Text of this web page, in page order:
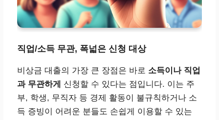
직업/소득 무관, 폭넓은 신청 대상
비상금 대출의 가장 큰 장점은 바로 소득이나 직업
과 무관하게
신청할 수 있다는 점입니다. 이는 주
부, 학생, 무직자 등 경제 활동이 불규칙하거나 소
득 증빙이 어려운 분들도 손쉽게 이용할 수 있는